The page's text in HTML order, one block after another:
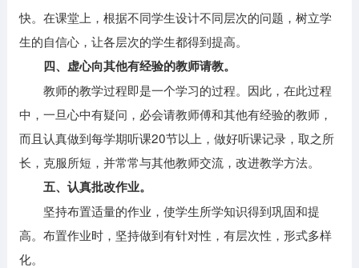
快。在课堂上，根据不同学生设计不同层次的问题，树立学
生的自信心，让各层次的学生都得到提高。
四、虚心向其他有经验的教师请教。
教师的教学过程即是一个学习的过程。因此，在此过程
中，一旦心中有疑问，必会请教师傅和其他有经验的教师，
而且认真做到每学期听课20节以上，做好听课记录，取之所
长，克服所短，并常常与其他教师交流，改进教学方法。
五、认真批改作业。
坚持布置适量的作业，使学生所学知识得到巩固和提
高。布置作业时，坚持做到有针对性，有层次性，形式多样
化。